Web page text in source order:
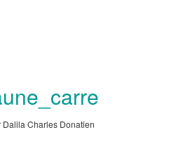
Dalila Charles Donatien